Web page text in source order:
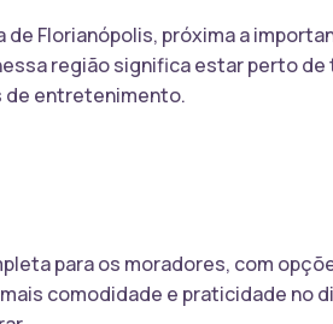
Florianópolis, próxima a
região significa estar perto
de entretenimento.
para os moradores, com
comodidade e praticidade no